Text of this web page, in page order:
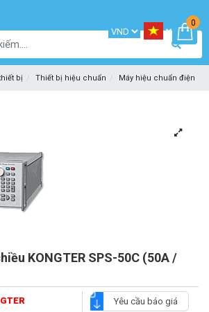
0
bị Thiết bị hiệu chuẩn Máy hiệu chuẩn điện
KONGTER SPS-50C (50A /
Yêu cầu báo giá